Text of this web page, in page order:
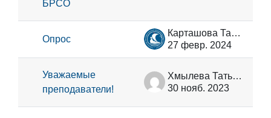
БРСО
Опрос
Карташова Татьяна Владимировна
27 февр. 2024
Уважаемые
преподаватели!
Хмылева Татьяна Николаевна
30 нояб. 2023